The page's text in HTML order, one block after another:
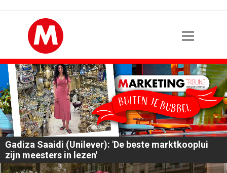
Gadiza Saaidi (Unilever): 'De beste marktkooplui
zijn meesters in lezen'